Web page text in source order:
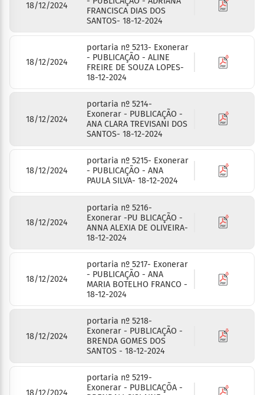
18/12/2024
FRANCISCA DIAS DOS
SANTOS- 18-12-2024
18/12/2024
portaria nº 5213- Exonerar
- PUBLICAÇÃO - ALINE
FREIRE DE SOUZA LOPES-
18-12-2024
18/12/2024
portaria nº 5214-
Exonerar - PUBLICAÇÃO -
ANA CLARA TREVISANI DOS
SANTOS- 18-12-2024
18/12/2024
portaria nº 5215- Exonerar
- PUBLICAÇÃO - ANA
PAULA SILVA- 18-12-2024
18/12/2024
portaria nº 5216-
Exonerar -PU BLICAÇÃO -
ANNA ALEXIA DE OLIVEIRA-
18-12-2024
18/12/2024
portaria nº 5217- Exonerar
- PUBLICAÇÃO - ANA
MARIA BOTELHO FRANCO -
18-12-2024
18/12/2024
portaria nº 5218-
Exonerar - PUBLICAÇÃO -
BRENDA GOMES DOS
SANTOS - 18-12-2024
18/12/2024
portaria nº 5219-
Exonerar - PUBLICAÇÕA -